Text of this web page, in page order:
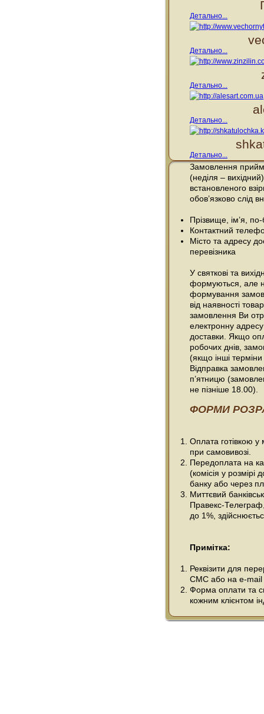
Детально...
Детально...
Детально...
Детально...
Детально...
Замовлення
(неділя – вихідний)
встановленого
обов’язково слід
Прізвище, ім’я,
Контактний
Місто та адресу
перевізника
У святкові та
формуються, але
формування
від наявності
замовлення Ви
електронну
доставки. Якщо
робочих днів,
(якщо інші
Відправка
п’ятницю
не пізніше 18.00).
ФОРМИ
Оплата готівкою
при самовивозі.
Передоплата на
(комісія у розмірі
банку або через
Миттєвий
Правекс-Телеграф,
до 1%,
Примітка:
Реквізити для
СМС або на e-mail
Форма оплати та
кожним клієнтом